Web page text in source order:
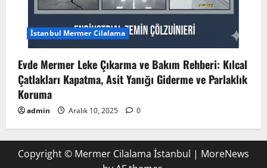
İstanbul Mermer Cilalama
Evde Mermer Leke Çıkarma ve Bakım Rehberi: Kılcal
Çatlakları Kapatma, Asit Yanığı Giderme ve Parlaklık
Koruma
admin Aralık 10, 2025 0
Copyright © Mermer Cilalama İstanbul | MoreNews